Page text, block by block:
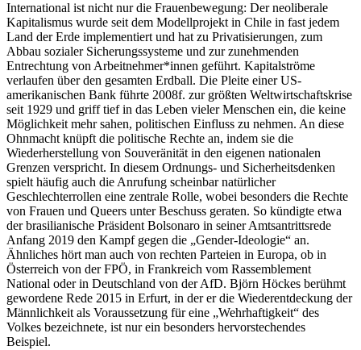
International ist nicht nur die Frauenbewegung: Der neoliberale
Kapitalismus wurde seit dem Modellprojekt in Chile in fast jedem
Land der Erde implementiert und hat zu Privatisierungen, zum
Abbau sozialer Sicherungssysteme und zur zunehmenden
Entrechtung von Arbeitnehmer*innen geführt. Kapitalströme
verlaufen über den gesamten Erdball. Die Pleite einer US-
amerikanischen Bank führte 2008f. zur größten Weltwirtschaftskrise
seit 1929 und griff tief in das Leben vieler Menschen ein, die keine
Möglichkeit mehr sahen, politischen Einfluss zu nehmen. An diese
Ohnmacht knüpft die politische Rechte an, indem sie die
Wiederherstellung von Souveränität in den eigenen nationalen
Grenzen verspricht. In diesem Ordnungs- und Sicherheitsdenken
spielt häufig auch die Anrufung scheinbar natürlicher
Geschlechterrollen eine zentrale Rolle, wobei besonders die Rechte
von Frauen und Queers unter Beschuss geraten. So kündigte etwa
der brasilianische Präsident Bolsonaro in seiner Amtsantrittsrede
Anfang 2019 den Kampf gegen die „Gender-Ideologie“ an.
Ähnliches hört man auch von rechten Parteien in Europa, ob in
Österreich von der FPÖ, in Frankreich vom Rassemblement
National oder in Deutschland von der AfD. Björn Höckes berühmt
gewordene Rede 2015 in Erfurt, in der er die Wiederentdeckung der
Männlichkeit als Voraussetzung für eine „Wehrhaftigkeit“ des
Volkes bezeichnete, ist nur ein besonders hervorstechendes
Beispiel.